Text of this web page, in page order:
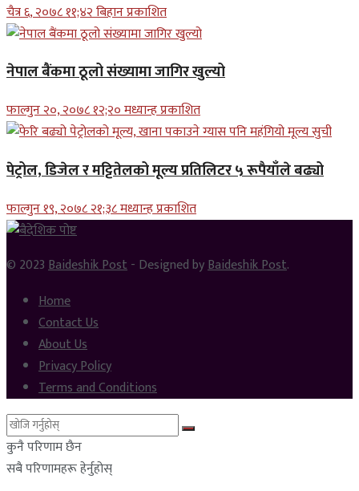
चैत्र ६, २०७८ ११;४२ बिहान प्रकाशित
नेपाल बैंकमा ठूलो संख्यामा जागिर खुल्यो
फाल्गुन २०, २०७८ १२;२० मध्यान्ह प्रकाशित
पेट्रोल, डिजेल र मट्टितेलको मूल्य प्रतिलिटर ५ रूपैयाँले बढ्यो
फाल्गुन १९, २०७८ २१;३८ मध्यान्ह प्रकाशित
© 2023Baideshik Post- Designed byBaideshik Post.
Home
Contact Us
About Us
Privacy Policy
Terms and Conditions
कुनै परिणाम छैन
सबै परिणामहरू हेर्नुहोस्